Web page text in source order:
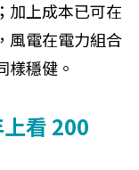
加上成本已可在
風電在電力組合
樣穩健。
看 200